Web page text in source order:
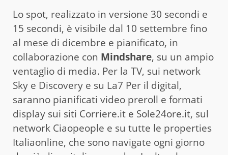
Lo spot, realizzato in versione 30 secondi e
15 secondi, è visibile dal 10 settembre fino
al mese di dicembre e pianificato, in
collaborazione con Mindshare, su un ampio
ventaglio di media. Per la TV, sui network
Sky e Discovery e su La7 Per il digital,
saranno pianificati video preroll e formati
display sui siti Corriere.it e Sole24ore.it, sul
network Ciaopeople e su tutte le properties
Italiaonline, che sono navigate ogni giorno